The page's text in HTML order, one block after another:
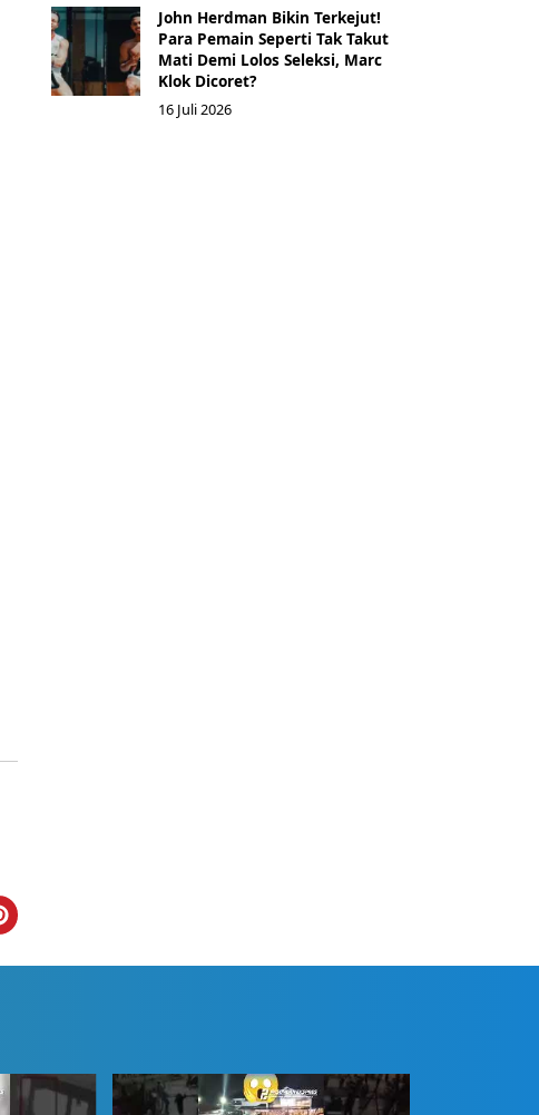
John Herdman Bikin Terkejut!
Para Pemain Seperti Tak Takut
Mati Demi Lolos Seleksi, Marc
Klok Dicoret?
16 Juli 2026